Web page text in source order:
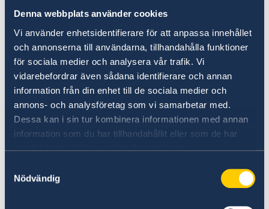
Denna webbplats använder cookies
Vi använder enhetsidentifierare för att anpassa innehållet
och annonserna till användarna, tillhandahålla funktioner
för sociala medier och analysera vår trafik. Vi
vidarebefordrar även sådana identifierare och annan
information från din enhet till de sociala medier och
annons- och analysföretag som vi samarbetar med.
Dessa kan i sin tur kombinera informationen med annan
information som du har tillhandahållit eller som de har
samlat in när du har använt deras tjänster.
Nödvändig
Entry/Exit System (EES)
Moving to someone in Sweden
Working in Sweden
Studying in Sweden
Frequently asked questions
Visit Sweden for more than 90 days
Processing of personal data
European countries
As of 12 October 2025, the Entry/Exit System
will gradually record:
data from the travel document
travel dates
biometric data
Learn more about the EES: